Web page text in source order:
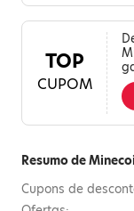
TOP
CUPOM
Resumo de
Cupons de